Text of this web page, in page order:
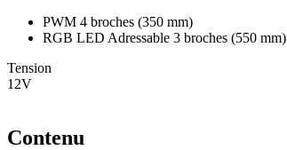
PWM 4 broches (350 mm)
RGB LED Adressable 3 broches (550 mm)
Tension
12V
Contenu